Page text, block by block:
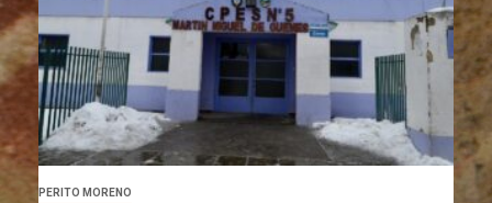
PERITO MORENO